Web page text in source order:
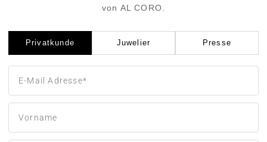
von AL CORO.
Privatkunde Juwelier Presse